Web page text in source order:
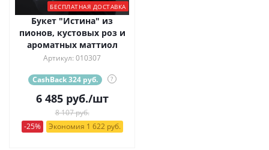
БЕСПЛАТНАЯ ДОСТАВКА
Букет "Истина" из
пионов, кустовых роз и
ароматных маттиол
Артикул: 010307
CashBack 324 руб. ?
6 485руб./шт
8 107 руб.
-25%
Экономия 1 622 руб.